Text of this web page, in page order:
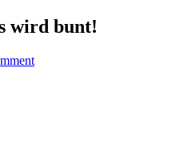
wird bunt!